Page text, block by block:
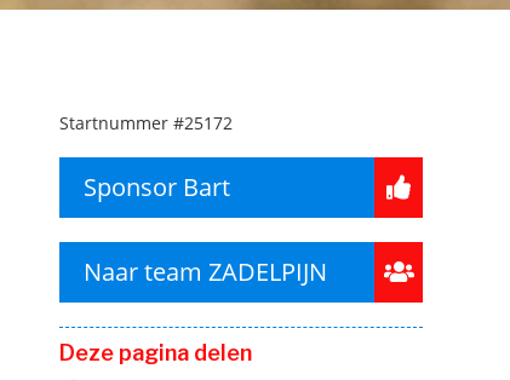
Startnummer #25172
Sponsor Bart
Naar team ZADELPIJN
Deze pagina delen